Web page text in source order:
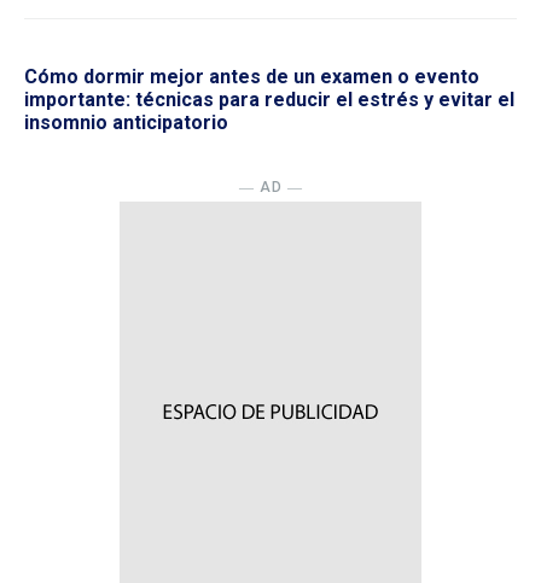
Cómo dormir mejor antes de un examen o evento
importante: técnicas para reducir el estrés y evitar el
insomnio anticipatorio
― AD ―